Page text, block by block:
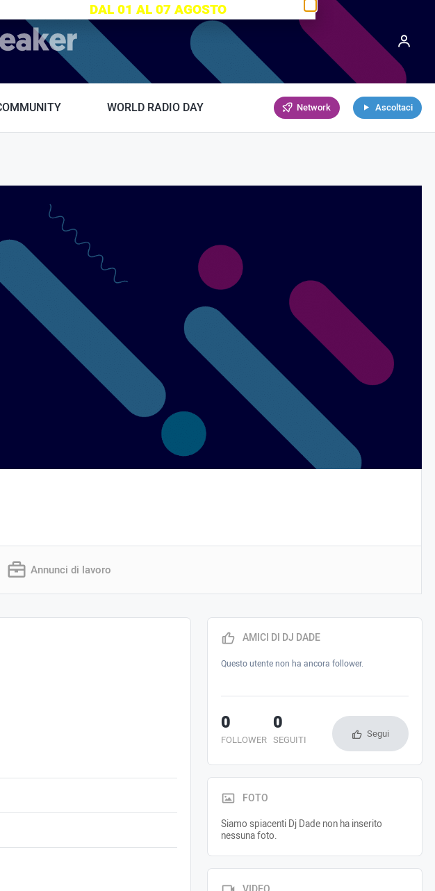
WORLD RADIO DAY Network Ascoltaci
Annunci di lavoro
AMICI DI DJ DADE
Questo utente non ha ancora follower.
FOLLOWER
0
SEGUITI
0 Segui
FOTO
Siamo spiacenti Dj Dade non ha inserito
nessuna foto.
DAL 01 AL 07 AGOSTO